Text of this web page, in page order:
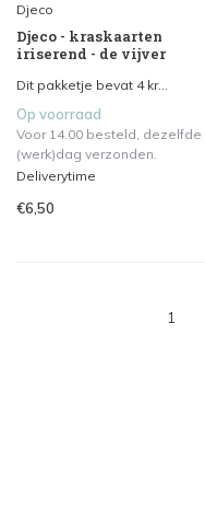
Djeco
Djeco - kraskaarten
iriserend - de vijver
Dit pakketje bevat 4 kr...
Op voorraad
Voor 14.00 besteld, dezelfde
(werk)dag verzonden.
Deliverytime
€6,50
1